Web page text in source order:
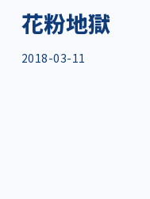
花粉地獄
2018-03-11